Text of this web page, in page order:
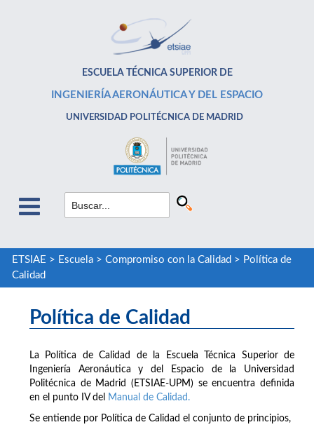
ESCUELA TÉCNICA SUPERIOR DE
INGENIERÍA AERONÁUTICA Y DEL ESPACIO
UNIVERSIDAD POLITÉCNICA DE MADRID
ETSIAE > Escuela> Compromiso con la Calidad > Política de
Calidad
Política de Calidad
La Política de Calidad de la Escuela Técnica Superior de
Ingeniería Aeronáutica y del Espacio de la Universidad
Politécnica de Madrid (ETSIAE-UPM) se encuentra definida
en el punto IV del
Manual de Calidad.
Se entiende por Política de Calidad el conjunto de principios,